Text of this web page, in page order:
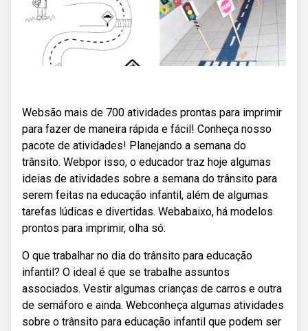
Websão mais de 700 atividades prontas para imprimir
para fazer de maneira rápida e fácil! Conheça nosso
pacote de atividades! Planejando a semana do
trânsito. Webpor isso, o educador traz hoje algumas
ideias de atividades sobre a semana do trânsito para
serem feitas na educação infantil, além de algumas
tarefas lúdicas e divertidas. Webabaixo, há modelos
prontos para imprimir, olha só:
O que trabalhar no dia do trânsito para educação
infantil? O ideal é que se trabalhe assuntos
associados. Vestir algumas crianças de carros e outra
de semáforo e ainda. Webconheça algumas atividades
sobre o trânsito para educação infantil que podem ser